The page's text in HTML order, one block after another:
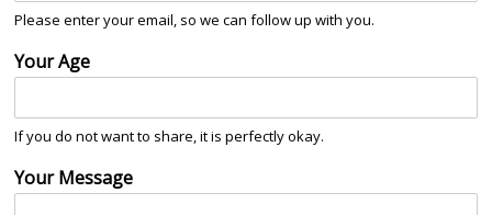
Please enter your email, so we can follow up with you.
Your Age
If you do not want to share, it is perfectly okay.
Your Message